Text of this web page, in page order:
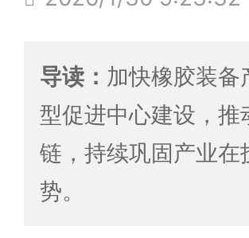
导读： 加快橡胶装
型促进中心建设，
链，持续巩固产业
势。